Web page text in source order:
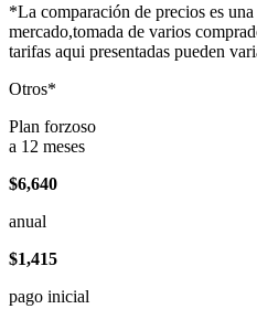
*La comparación de precios es
mercado,tomada de varios
tarifas aqui presentadas pueden
Otros*
Plan forzoso
a 12 meses
$6,640
anual
$1,415
pago inicial